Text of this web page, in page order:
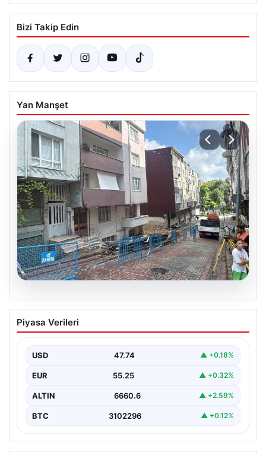
Bizi Takip Edin
Yan Manşet
Temel Kazısı Nedeniyle Binalara Zarar
Verildi, 4 Bina Boşaltıldı
sırasında ciddi hasarlar oluştu ve bu durum
sonucunda…
Piyasa Verileri
USD 47.74 ▲ +0.18%
EUR 55.25 ▲ +0.32%
ALTIN 6660.6 ▲ +2.59%
BTC 3102296 ▲ +0.12%